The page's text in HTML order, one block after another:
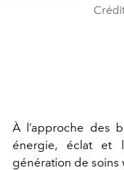
À l’approche des
énergie, éclat et
génération de soins